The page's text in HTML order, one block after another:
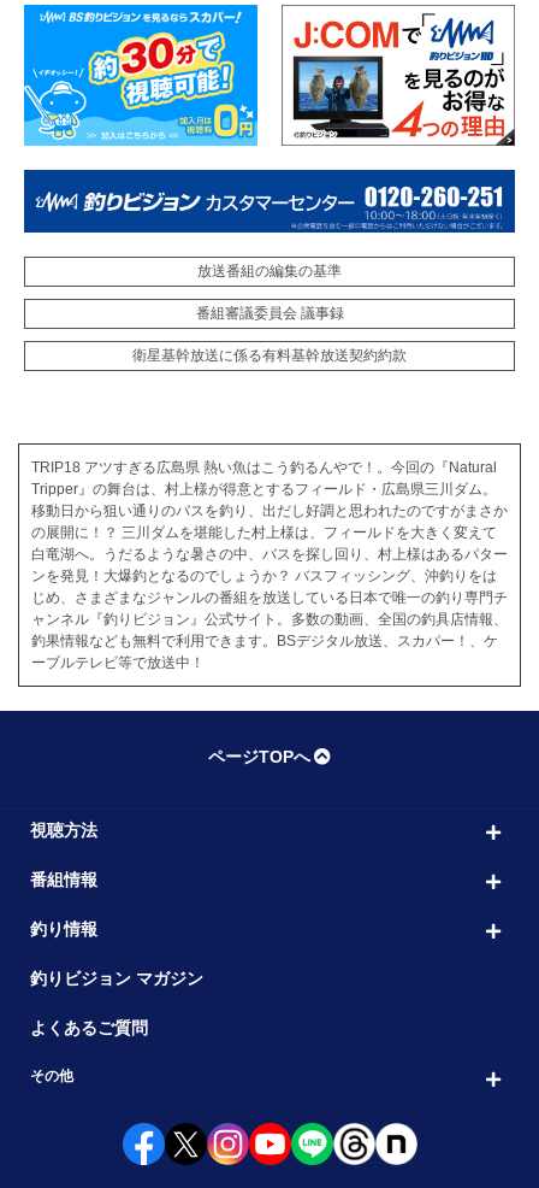
放送番組の編集の基準
番組審議委員会 議事録
衛星基幹放送に係る有料基幹放送契約約款
TRIP18 アツすぎる広島県 熱い魚はこう釣るんやで！。今回の『Natural
Tripper』の舞台は、村上様が得意とするフィールド・広島県三川ダム。
移動日から狙い通りのバスを釣り、出だし好調と思われたのですがまさか
の展開に！？ 三川ダムを堪能した村上様は、フィールドを大きく変えて
白竜湖へ。うだるような暑さの中、バスを探し回り、村上様はあるパター
ンを発見！大爆釣となるのでしょうか？ バスフィッシング、沖釣りをは
じめ、さまざまなジャンルの番組を放送している日本で唯一の釣り専門チ
ャンネル『釣りビジョン』公式サイト。多数の動画、全国の釣具店情報、
釣果情報なども無料で利用できます。BSデジタル放送、スカパー！、ケ
ーブルテレビ等で放送中！
ページTOPへ
視聴方法
番組情報
釣り情報
釣りビジョン マガジン
よくあるご質問
その他